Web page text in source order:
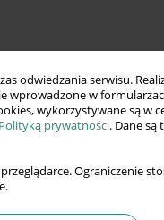
odwiedzania serwisu.
wprowadzone w
wykorzystywane są w
Polityką prywatności. Dane są
Ograniczenie